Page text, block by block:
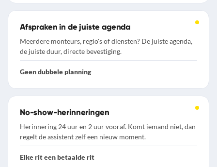
Afspraken in de juiste agenda
Meerdere monteurs, regio's of diensten? De juiste agenda,
de juiste duur, directe bevestiging.
Geen dubbele planning
No-show-herinneringen
Herinnering 24 uur en 2 uur vooraf. Komt iemand niet, dan
regelt de assistent zelf een nieuw moment.
Elke rit een betaalde rit